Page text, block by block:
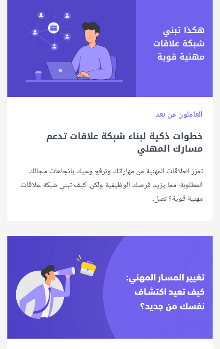
العاملون عن بعد
خطوات ذكية لبناء شبكة علاقات تدعم
مسارك المهني
تعزز العلاقات المهنية من مهاراتك وترفع وعيك باتجاهات مجالك
المطلوبة؛ مما يزيد فرصك الوظيفية ولكن، كيف تبني شبكة علاقات
مهنية قوية؟ تصل..